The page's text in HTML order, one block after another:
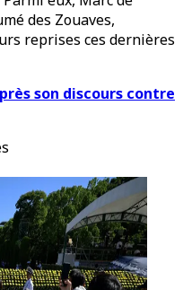
des Zouaves,
reprises ces dernières
son discours contre